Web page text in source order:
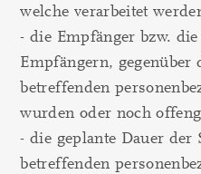
welche verarbeitet
- die Empfänger bzw.
Empfängern, gegenüber
betreffenden
wurden oder noch
- die geplante Dauer der
betreffenden